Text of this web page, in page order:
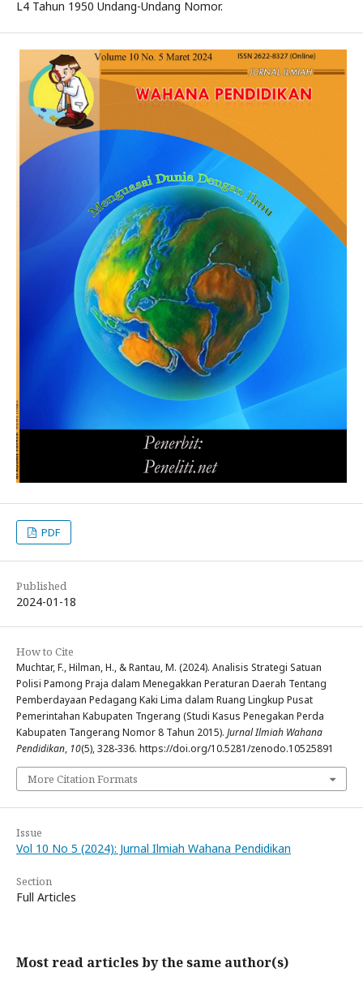
L4 Tahun 1950 Undang-Undang Nomor.
PDF
Published
2024-01-18
How to Cite
Muchtar, F., Hilman, H., & Rantau, M. (2024). Analisis Strategi Satuan
Polisi Pamong Praja dalam Menegakkan Peraturan Daerah Tentang
Pemberdayaan Pedagang Kaki Lima dalam Ruang Lingkup Pusat
Pemerintahan Kabupaten Tngerang (Studi Kasus Penegakan Perda
Kabupaten Tangerang Nomor 8 Tahun 2015). Jurnal Ilmiah Wahana
Pendidikan, 10(5), 328-336. https://doi.org/10.5281/zenodo.10525891
More Citation Formats
Issue
Vol 10 No 5 (2024): Jurnal Ilmiah Wahana Pendidikan
Section
Full Articles
Most read articles by the same author(s)